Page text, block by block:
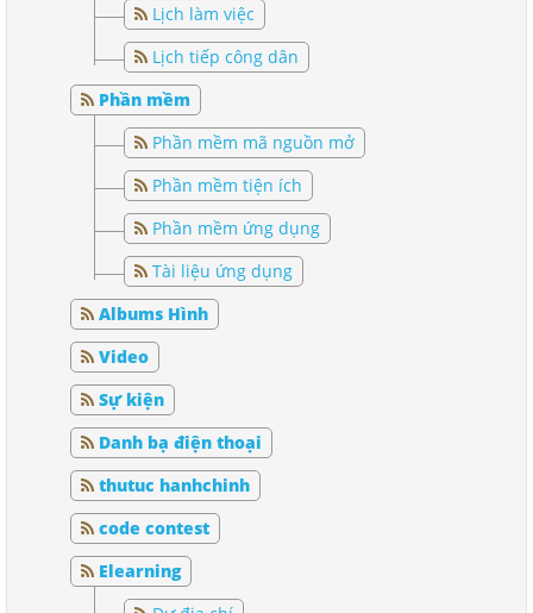
Lịch làm việc
Lịch tiếp công dân
Phần mềm
Phần mềm mã nguồn mở
Phần mềm tiện ích
Phần mềm ứng dụng
Tài liệu ứng dụng
Albums Hình
Video
Sự kiện
Danh bạ điện thoại
thutuc hanhchinh
code contest
Elearning